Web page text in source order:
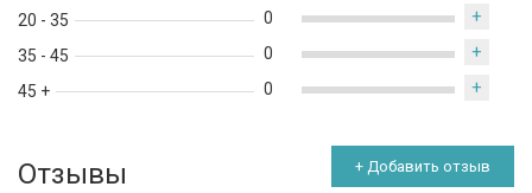
20 - 35
35 - 45
45 +
0 +
0 +
0 +
Отзывы + Добавить отзыв